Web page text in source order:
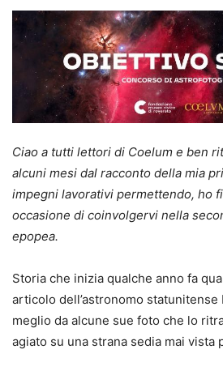
Ciao a tutti lettori di Coelum e ben
alcuni mesi dal racconto della mia
impegni lavorativi permettendo, ho
occasione di coinvolgervi nella
epopea.
Storia che inizia qualche anno fa
articolo dell’astronomo statunitense
meglio da alcune sue foto che lo
agiato su una strana sedia mai vista